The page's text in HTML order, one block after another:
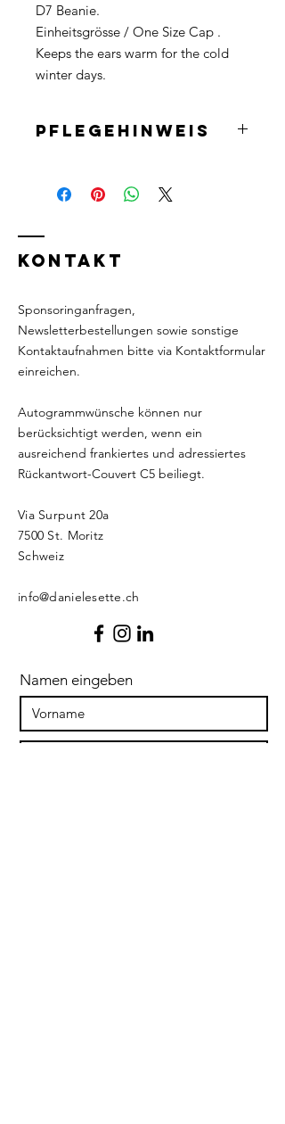
D7 Beanie.
Einheitsgrösse / One Size Cap .
Keeps the ears warm for the cold
winter days.
Pflegehinweis
Nicht im Trockner trocknen.
KONTAKT
Sponsoringanfragen,
Newsletterbestellungen sowie sonstige
Kontaktaufnahmen bitte via Kontaktformular
einreichen.
Autogrammwünsche können nur
berücksichtigt werden, wenn ein
ausreichend frankiertes und adressiertes
Rückantwort-Couvert C5 beiliegt.
Via Surpunt 20a
7500 St. Moritz
Schweiz​​
info@danielesette.ch
Namen eingeben